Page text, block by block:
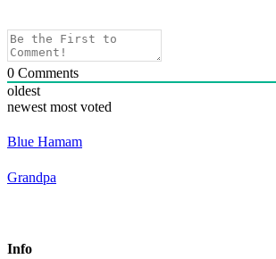
0 Comments
oldest
newest most voted
Blue Hamam
Grandpa
Info